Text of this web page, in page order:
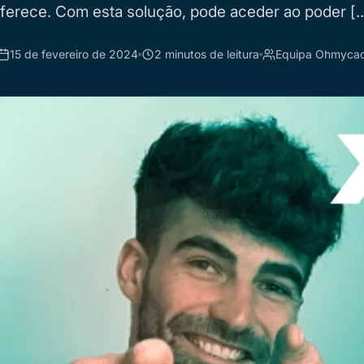
Com esta solução, pode aceder ao poder
15 de fevereiro de 2024 2 minutos de leitura Equipa